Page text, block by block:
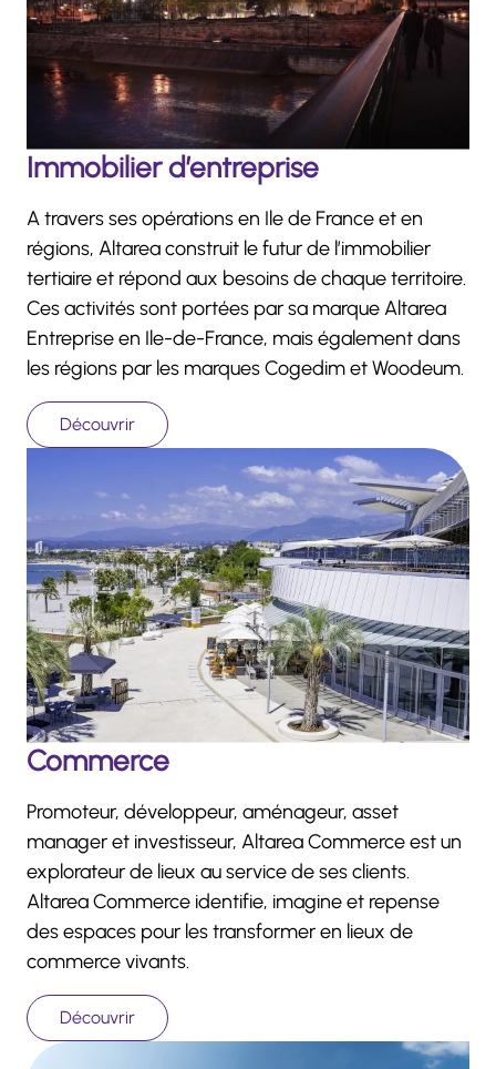
Immobilier d’entreprise
A travers ses opérations en Ile de France et en
régions, Altarea construit le futur de l’immobilier
tertiaire et répond aux besoins de chaque territoire.
Ces activités sont portées par sa marque Altarea
Entreprise en Ile-de-France, mais également dans
les régions par les marques Cogedim et Woodeum.
Découvrir
Commerce
Promoteur, développeur, aménageur, asset
manager et investisseur, Altarea Commerce est un
explorateur de lieux au service de ses clients.
Altarea Commerce identifie, imagine et repense
des espaces pour les transformer en lieux de
commerce vivants.
Découvrir